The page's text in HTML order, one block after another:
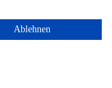
Ablehnen